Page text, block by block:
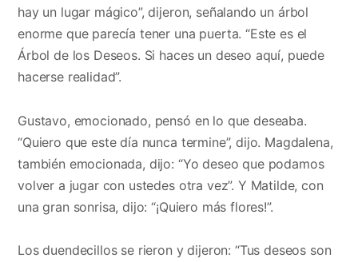
hay un lugar mágico”, dijeron, señalando un árbol
enorme que parecía tener una puerta. “Este es el
Árbol de los Deseos. Si haces un deseo aquí, puede
hacerse realidad”.
Gustavo, emocionado, pensó en lo que deseaba.
“Quiero que este día nunca termine”, dijo. Magdalena,
también emocionada, dijo: “Yo deseo que podamos
volver a jugar con ustedes otra vez”. Y Matilde, con
una gran sonrisa, dijo: “¡Quiero más flores!”.
Los duendecillos se rieron y dijeron: “Tus deseos son